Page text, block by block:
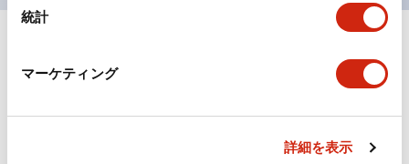
統計
マーケティング
詳細を表示
+